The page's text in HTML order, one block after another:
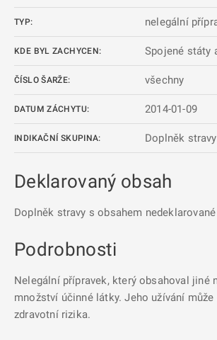
TYP: nelegální
KDE BYL ZACHYCEN: Spojené státy
ČÍSLO ŠARŽE: všechny
DATUM ZÁCHYTU: 2014-01-09
INDIKAČNÍ SKUPINA: Doplněk stravy
Deklarovaný obsah
Doplněk stravy s obsahem
Podrobnosti
Nelegální přípravek, který obsahoval jiné
množství účinné látky. Jeho užívání může
zdravotní rizika.